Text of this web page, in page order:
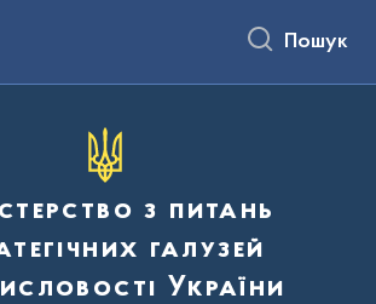
Пошук
з питань
галузей
України